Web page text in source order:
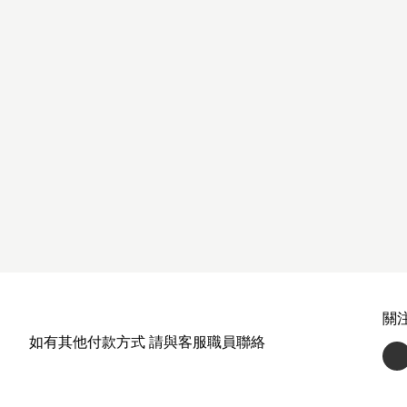
如有其他付款方式 請與客服職員聯絡
關